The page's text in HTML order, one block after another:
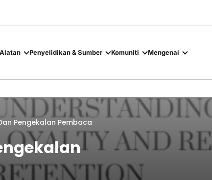
Penyelidikan & Sumber Komuniti Mengenai
Pengekalan Pembaca